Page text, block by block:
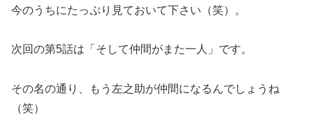
今のうちにたっぷり見ておいて下さい（笑）。
次回の第5話は「そして仲間がまた一人」です。
その名の通り、もう左之助が仲間になるんでしょうね
（笑）